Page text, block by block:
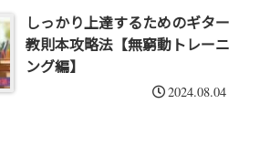
しっかり上達するためのギター
教則本攻略法【無窮動トレーニ
ング編】
2024.08.04